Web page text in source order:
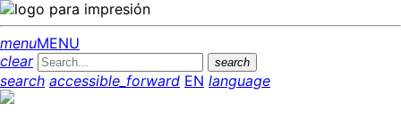
menuMENU
clear
search
search accessible_forward EN language